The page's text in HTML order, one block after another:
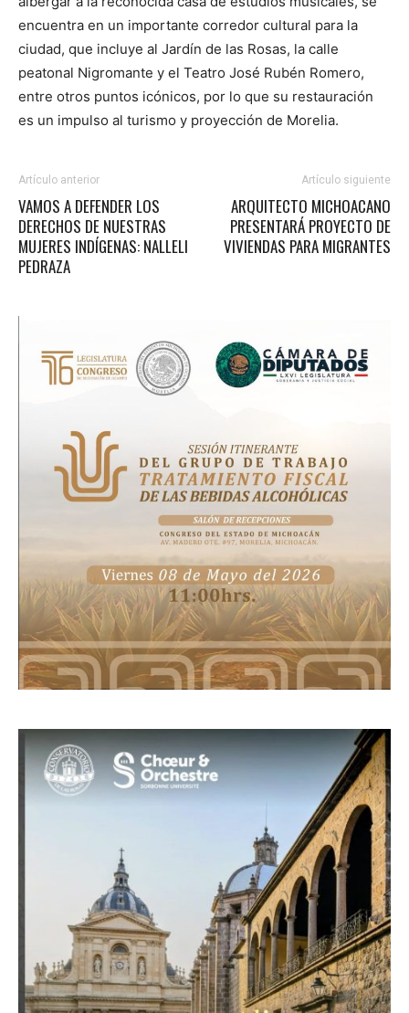
encuentra en un importante corredor cultural para la
ciudad, que incluye al Jardín de las Rosas, la calle
peatonal Nigromante y el Teatro José Rubén Romero,
entre otros puntos icónicos, por lo que su restauración
es un impulso al turismo y proyección de Morelia.
Artículo anterior
VAMOS A DEFENDER LOS
DERECHOS DE NUESTRAS
MUJERES INDÍGENAS: NALLELI
PEDRAZA
Artículo siguiente
ARQUITECTO MICHOACANO
PRESENTARÁ PROYECTO DE
VIVIENDAS PARA MIGRANTES